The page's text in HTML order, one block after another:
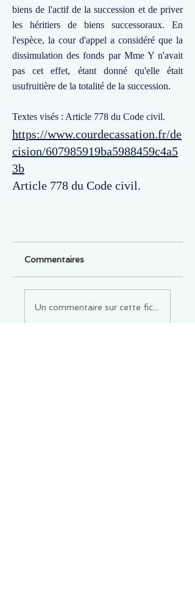
biens de l'actif de la succession et de priver
les héritiers de biens successoraux. En
l'espèce, la cour d'appel a considéré que la
dissimulation des fonds par Mme Y n'avait
pas cet effet, étant donné qu'elle était
usufruitière de la totalité de la succession.
Textes visés : Article 778 du Code civil.
https://www.courdecassation.fr/de
cision/607985919ba5988459c4a5
3b
Article 778 du Code civil.
Commentaires
Un commentaire sur cette fiche ou cet